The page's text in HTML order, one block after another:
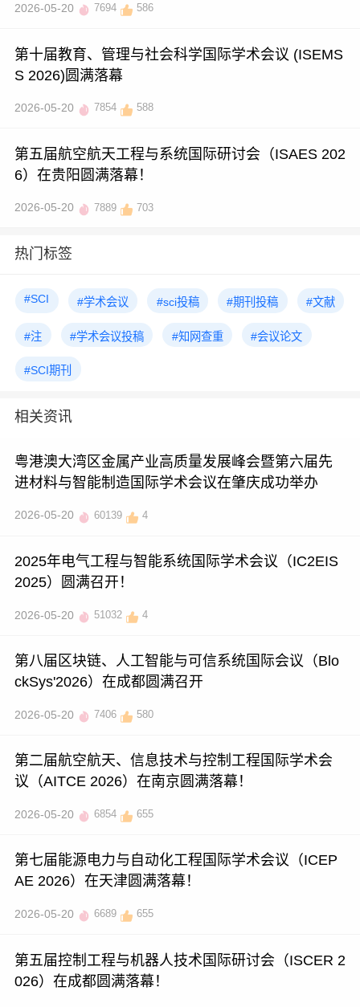
2026-05-20 7694 586
第十届教育、管理与社会科学国际学术会议 (ISEMS
S 2026)圆满落幕
2026-05-20 7854 588
第五届航空航天工程与系统国际研讨会（ISAES 202
6）在贵阳圆满落幕！
2026-05-20 7889 703
热门标签
#SCI #学术会议 #sci投稿 #期刊投稿 #文献
#注 #学术会议投稿 #知网查重 #会议论文
#SCI期刊
相关资讯
粤港澳大湾区金属产业高质量发展峰会暨第六届先
进材料与智能制造国际学术会议在肇庆成功举办
2026-05-20 60139 4
2025年电气工程与智能系统国际学术会议（IC2EIS
2025）圆满召开！
2026-05-20 51032 4
第八届区块链、人工智能与可信系统国际会议（Blo
ckSys'2026）在成都圆满召开
2026-05-20 7406 580
第二届航空航天、信息技术与控制工程国际学术会
议（AITCE 2026）在南京圆满落幕！
2026-05-20 6854 655
第七届能源电力与自动化工程国际学术会议（ICEP
AE 2026）在天津圆满落幕！
2026-05-20 6689 655
第五届控制工程与机器人技术国际研讨会（ISCER 2
026）在成都圆满落幕！